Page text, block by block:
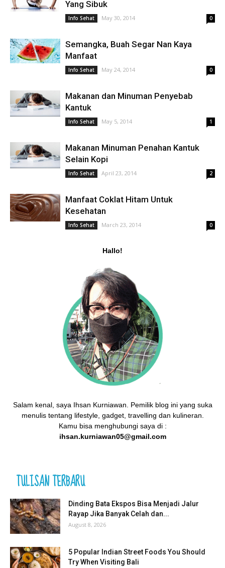
Yang Sibuk
Info Sehat May 30, 2014 0
Semangka, Buah Segar Nan Kaya
Manfaat
Info Sehat May 24, 2014 0
Makanan dan Minuman Penyebab
Kantuk
Info Sehat May 5, 2014 1
Makanan Minuman Penahan Kantuk
Selain Kopi
Info Sehat April 23, 2014 2
Manfaat Coklat Hitam Untuk
Kesehatan
Info Sehat March 23, 2014 0
Hallo!
Salam kenal, saya Ihsan Kurniawan. Pemilik blog ini yang suka
menulis tentang lifestyle, gadget, travelling dan kulineran.
Kamu bisa menghubungi saya di :
ihsan.kurniawan05@gmail.com
TULISAN TERBARU
Dinding Bata Ekspos Bisa Menjadi Jalur
Rayap Jika Banyak Celah dan...
August 8, 2026
5 Popular Indian Street Foods You Should
Try When Visiting Bali